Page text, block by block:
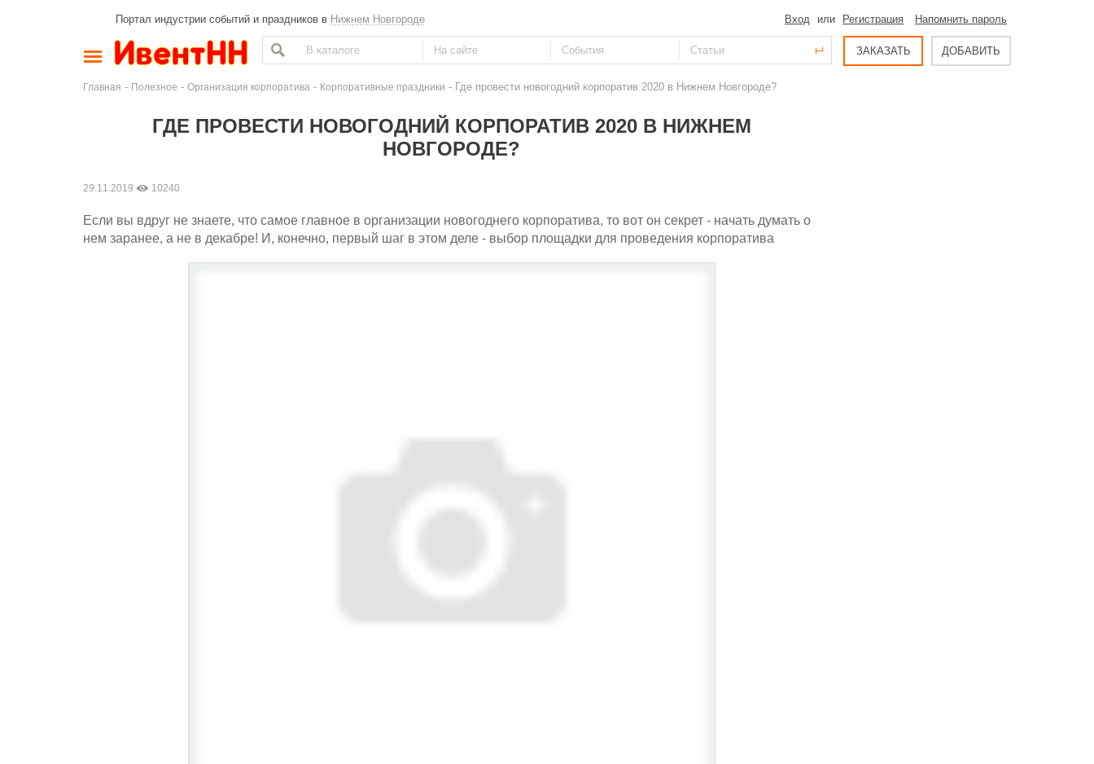
Портал индустрии событий и праздников в Нижнем Новгороде Вход или Регистрация Напомнить пароль
ЗАКАЗАТЬ ДОБАВИТЬ
Главная - Полезное - Организация корпоратива - Корпоративные праздники - Где провести новогодний корпоратив 2020 в Нижнем Новгороде?
ГДЕ ПРОВЕСТИ НОВОГОДНИЙ КОРПОРАТИВ 2020 В НИЖНЕМ
НОВГОРОДЕ?
29.11.2019 10240
Если вы вдруг не знаете, что самое главное в организации новогоднего корпоратива, то вот он секрет - начать думать о
нем заранее, а не в декабре! И, конечно, первый шаг в этом деле - выбор площадки для проведения корпоратива